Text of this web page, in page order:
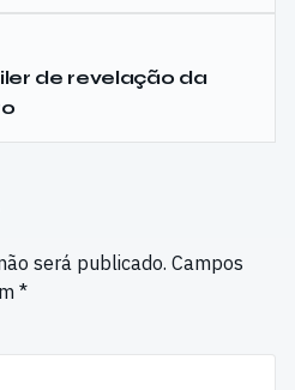
de revelação da
será publicado. Campos
*